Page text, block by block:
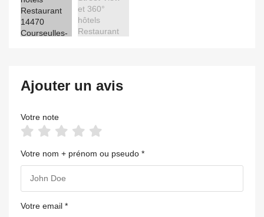
Ajouter un avis
Votre note
Votre nom + prénom ou pseudo *
Votre email *